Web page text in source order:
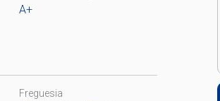
A+
Freguesia